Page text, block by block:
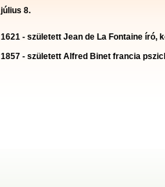
július 8.
1621 - született Jean de La Fontaine író,
1857 - született Alfred Binet francia